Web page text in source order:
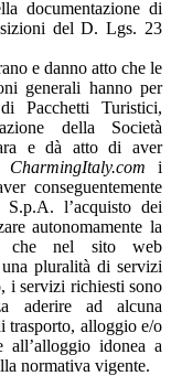
documentazione di
del D. Lgs. 23
e danno atto che le
generali hanno per
Pacchetti Turistici,
della Società
e dà atto di aver
CharmingItaly.com i
conseguentemente
l’acquisto dei
autonomamente la
che nel sito web
pluralità di servizi
i servizi richiesti sono
aderire ad alcuna
trasporto, alloggio e/o
all’alloggio idonea a
normativa vigente.